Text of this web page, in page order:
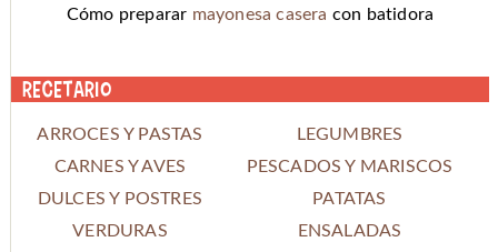
Cómo preparar mayonesa casera con batidora
Recetario
ARROCES Y PASTAS
LEGUMBRES
CARNES Y AVES
PESCADOS Y MARISCOS
DULCES Y POSTRES
PATATAS
VERDURAS
ENSALADAS